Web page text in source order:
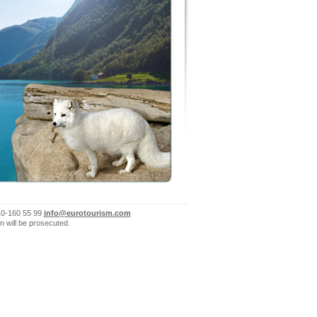
160 55 99 info@eurotourism.com
will be prosecuted.